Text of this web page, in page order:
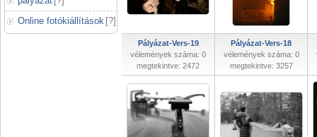
Online fotókiállítások [?]
Pályázat-Vers-19
vélemények száma: 0
megtekintve: 2472
Pályázat-Vers-18
vélemények száma: 0
megtekintve: 3257